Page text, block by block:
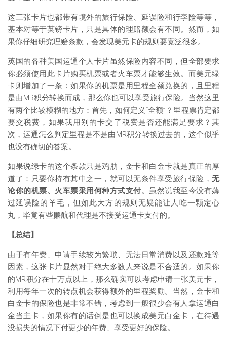
这三张卡片也都带有境外的旅行保险、延误险和行李险等等，
基本对等于英镑卡片，只是具体的理赔额会有不同。然而，如
果你仔细研究理赔条款，会发现美元卡的规则要宽泛很多。
英国的各种美国运通个人卡片虽然保险内容不同，但全部要求
你必须使用此卡片购买机票或者火车票才能够生效。而美元绿
卡则增加了一条：如果你的机票是用里程全额兑换的，且里程
是由MR积分转换而成，那么你也可以享受旅行保险。当然这里
有两个比较模糊的地方：首先，如何定义“全额”？里程票肯定都
要交税费，如果我用别的卡交了税费是否还能满足要求？其
次，运通怎么判定里程是不是由MR积分转换过去的，这个似乎
也没有确切的答案。
如果说绿卡的这个条款只是鸡肋，金卡和白金卡就是真正的厚
道了：只要你持有其中之一，就可以无条件享受旅行保险， 无
论你的机票、火车票采用何种方式支付。虽然说我至今没有薅
过延误险的羊毛，但如此大方的规则无疑能让人吃一颗定心
丸，毕竟有些廉航和代理是不接受运通卡支付的。
【总结】
由于有年费、申请手续较为繁琐、无法日常消费以及还款难等
因素，这张卡片显然对于绝大多数人来说是不合适的。如果你
的MR积分在十万点以上，那么确实可以考虑申请一张美元卡，
利用每年一次的转点机会获得额外的里程奖励。当然，金卡和
白金卡的保险也是非常不错，考虑到一般很少会有人拿运通白
金当主卡，如果你有的话倒是也可以换成美元白金卡，在待遇
没损失的情况下付更少的年费、享受更好的保险。